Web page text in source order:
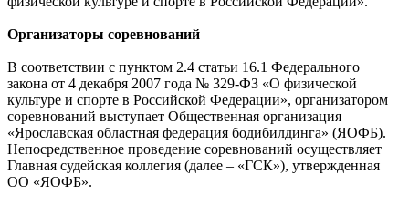
Организаторы соревнований
В соответствии с пунктом 2.4 статьи 16.1 Федерального
закона от 4 декабря 2007 года № 329-ФЗ «О физической
культуре и спорте в Российской Федерации», организатором
соревнований выступает Общественная организация
«Ярославская областная федерация бодибилдинга» (ЯОФБ).
Непосредственное проведение соревнований осуществляет
Главная судейская коллегия (далее – «ГСК»), утвержденная
ОО «ЯОФБ».